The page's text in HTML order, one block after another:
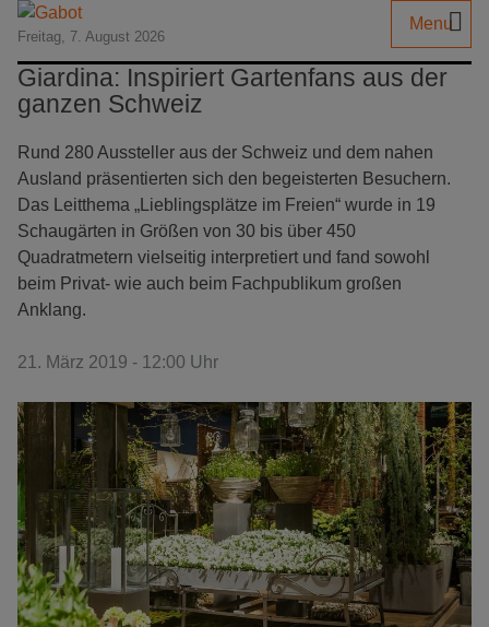
Freitag, 7. August 2026
Menu
Giardina: Inspiriert Gartenfans aus der
ganzen Schweiz
Rund 280 Aussteller aus der Schweiz und dem nahen
Ausland präsentierten sich den begeisterten Besuchern.
Das Leitthema „Lieblingsplätze im Freien“ wurde in 19
Schaugärten in Größen von 30 bis über 450
Quadratmetern vielseitig interpretiert und fand sowohl
beim Privat- wie auch beim Fachpublikum großen
Anklang.
21. März 2019 - 12:00 Uhr